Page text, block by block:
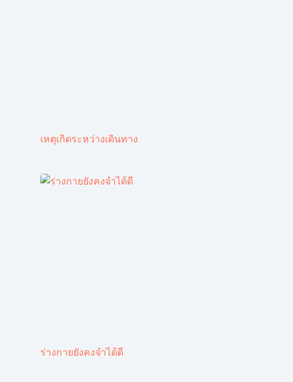
เหตุเกิดระหว่างเดินทาง
ร่างกายยังคงจำได้ดี